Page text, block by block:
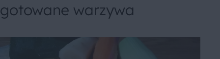
gotowane warzywa